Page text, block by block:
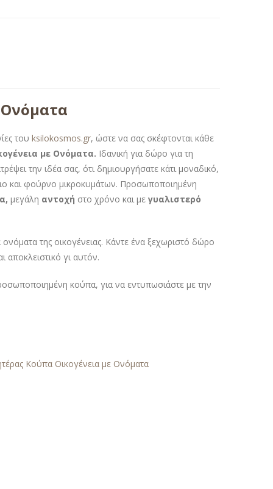
του ksilokosmos.gr, ώστε να σας σκέφτονται κάθε
με Ονόματα. Ιδανική για δώρο για τη
την ιδέα σας, ότι δημιουργήσατε κάτι μοναδικό,
και φούρνο μικροκυμάτων. Προσωποποιημένη
μεγάλη αντοχή στο χρόνο και με γυαλιστερό
της οικογένειας. Κάντε ένα ξεχωριστό δώρο
αποκλειστικό γι αυτόν.
κούπα, για να εντυπωσιάστε με την